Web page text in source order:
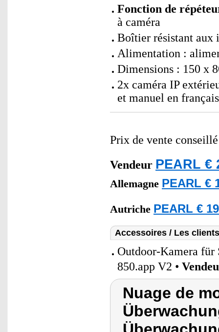
Fonction de
à caméra
Boîtier résistant aux
Alimentation :
Dimensions : 150 x
2x caméra IP
et manuel en français
Prix de vente
Vendeur PEARL €
Allemagne PEARL €
Autriche PEARL €
Accessoires / Les
Outdoor-Kamera für
850.app V2 •
Nuage de